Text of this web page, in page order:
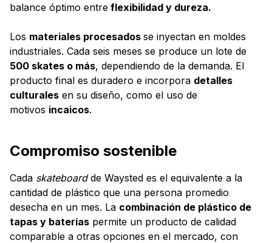
balance óptimo entre flexibilidad y dureza.
Los materiales procesados se inyectan en moldes
industriales. Cada seis meses se produce un lote de
500 skates o más, dependiendo de la demanda. El
producto final es duradero e incorpora detalles
culturales en su diseño, como el uso de
motivos incaicos.
Compromiso sostenible
Cada skateboardde Waysted es el equivalente a la
cantidad de plástico que una persona promedio
desecha en un mes. La combinación de plástico de
tapas y baterías permite un producto de calidad
comparable a otras opciones en el mercado, con